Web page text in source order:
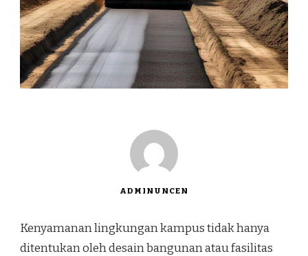
ADMINUNCEN
Kenyamanan lingkungan kampus tidak hanya
ditentukan oleh desain bangunan atau fasilitas